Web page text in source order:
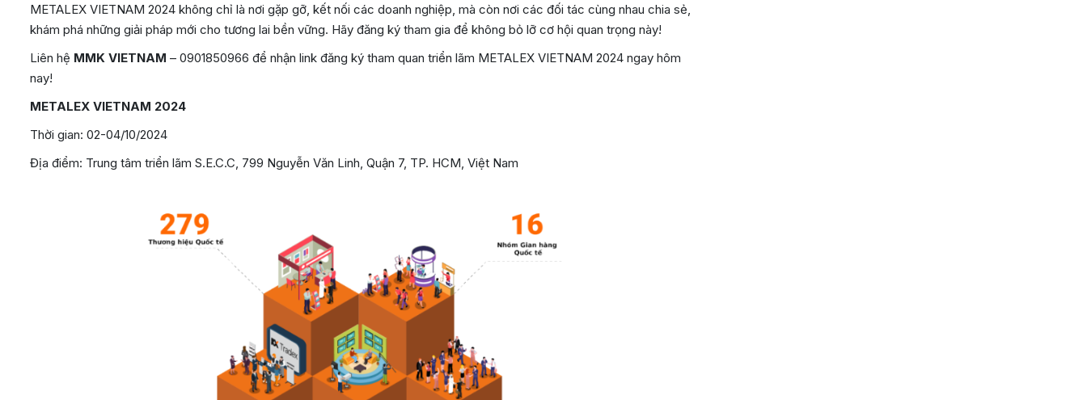
METALEX VIETNAM 2024 không chỉ là nơi gặp gỡ, kết nối các doanh nghiệp, mà còn nơi các đối tác cùng nhau chia sẻ,
khám phá những giải pháp mới cho tương lai bền vững. Hãy đăng ký tham gia để không bỏ lỡ cơ hội quan trọng này!
Liên hệ MMK VIETNAM – 0901850966 để nhận link đăng ký tham quan triển lãm METALEX VIETNAM 2024 ngay hôm
nay!
METALEX VIETNAM 2024
Thời gian: 02-04/10/2024
Địa điểm: Trung tâm triển lãm S.E.C.C, 799 Nguyễn Văn Linh, Quận 7, TP. HCM, Việt Nam